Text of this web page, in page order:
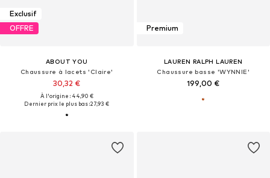
Exclusif
OFFRE
ABOUT YOU
Chaussure à lacets 'Claire'
30,32 €
À l'origine : 44,90 €
Dernier prix le plus bas :27,93 €
Premium
LAUREN RALPH LAUREN
Chaussure basse 'WYNNIE'
199,00 €